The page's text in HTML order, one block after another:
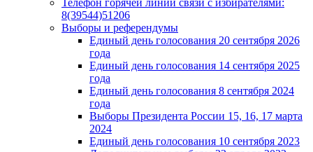
Телефон горячей линии связи с избирателями:
8(39544)51206
Выборы и референдумы
Единый день голосования 20 сентября 2026
года
Единый день голосования 14 сентября 2025
года
Единый день голосования 8 сентября 2024
года
Выборы Президента России 15, 16, 17 марта
2024
Единый день голосования 10 сентября 2023